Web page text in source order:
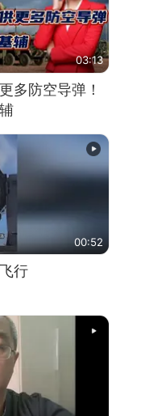
03:13
多防空导弹！
00:52
行